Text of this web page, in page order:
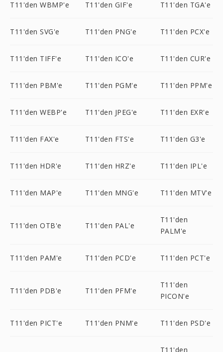
T11'den WBMP'e T11'den GIF'e T11'den TGA'e
T11'den SVG'e T11'den PNG'e T11'den PCX'e
T11'den TIFF'e T11'den ICO'e T11'den CUR'e
T11'den PBM'e T11'den PGM'e T11'den PPM'e
T11'den WEBP'e T11'den JPEG'e T11'den EXR'e
T11'den FAX'e T11'den FTS'e T11'den G3'e
T11'den HDR'e T11'den HRZ'e T11'den IPL'e
T11'den MAP'e T11'den MNG'e T11'den MTV'e
T11'den OTB'e T11'den PAL'e
T11'den
PALM'e
T11'den PAM'e T11'den PCD'e T11'den PCT'e
T11'den PDB'e T11'den PFM'e
T11'den
PICON'e
T11'den PICT'e T11'den PNM'e T11'den PSD'e
T11'den